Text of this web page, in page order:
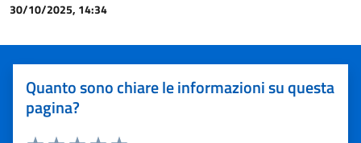
30/10/2025, 14:34
Quanto sono chiare le informazioni su questa
pagina?